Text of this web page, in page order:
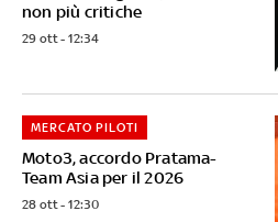
non più critiche
29 ott - 12:34
Moto3, accordo Pratama-
Team Asia per il 2026
MERCATO PILOTI
28 ott - 12:30